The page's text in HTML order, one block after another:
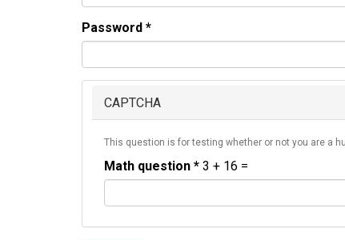
Password *
CAPTCHA
This question is for testing whether or not you are a
Math question * 3 + 16 =